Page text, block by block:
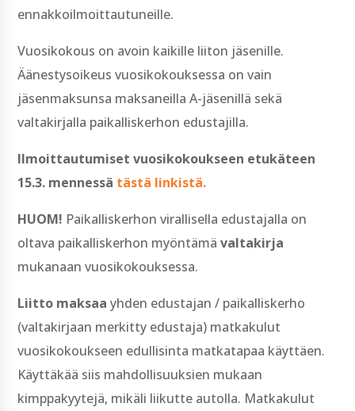
ennakkoilmoittautuneille.
Vuosikokous on avoin kaikille liiton jäsenille.
Äänestysoikeus vuosikokouksessa on vain
jäsenmaksunsa maksaneilla A-jäsenillä sekä
valtakirjalla paikalliskerhon edustajilla.
Ilmoittautumiset vuosikokoukseen etukäteen
15.3. mennessä tästä linkistä.
HUOM! Paikalliskerhon virallisella edustajalla on
oltava paikalliskerhon myöntämävaltakirja
mukanaan vuosikokouksessa.
Liitto maksaa yhden edustajan / paikalliskerho
(valtakirjaan merkitty edustaja) matkakulut
vuosikokoukseen edullisinta matkatapaa käyttäen.
Käyttäkää siis mahdollisuuksien mukaan
kimppakyytejä, mikäli liikutte autolla. Matkakulut